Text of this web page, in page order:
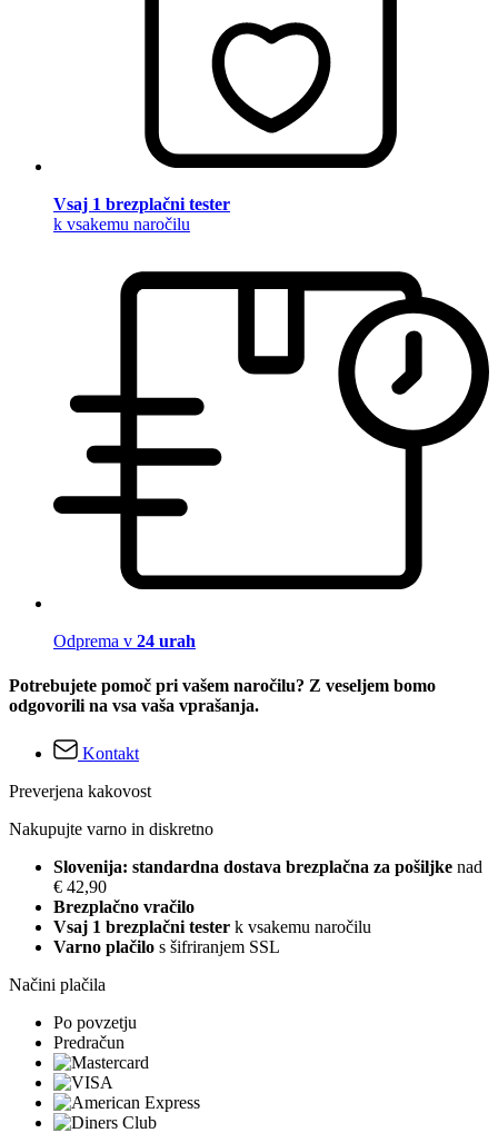
Vsaj 1 brezplačni tester
k vsakemu naročilu
Odprema v 24 urah
Potrebujete pomoč pri vašem naročilu? Z veseljem bomo
odgovorili na vsa vaša vprašanja.
Kontakt
Preverjena kakovost
Nakupujte varno in diskretno
Slovenija: standardna dostava brezplačna za pošiljke nad
€ 42,90
Brezplačno vračilo
Vsaj 1 brezplačni tester k vsakemu naročilu
Varno plačilo s šifriranjem SSL
Načini plačila
Po povzetju
Predračun